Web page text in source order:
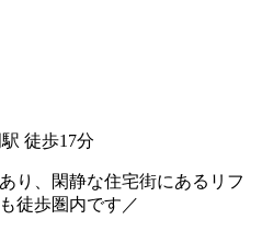
徒歩17分
り、閑静な住宅街にあるリフ
徒歩圏内です／